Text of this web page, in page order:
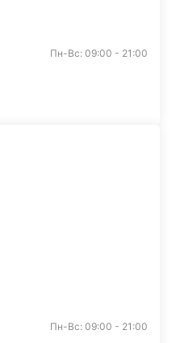
Пн-Вс: 09:00 - 21:00
Пн-Вс: 09:00 - 21:00